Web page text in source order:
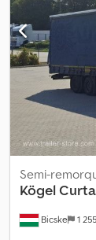
chargement :
troisième
électronique
7 broches,
2,9 m - 3,0 m,
tous les
besoin d’un
financement
et des services
conseiller
Bicske 1
Semi-
Kögel